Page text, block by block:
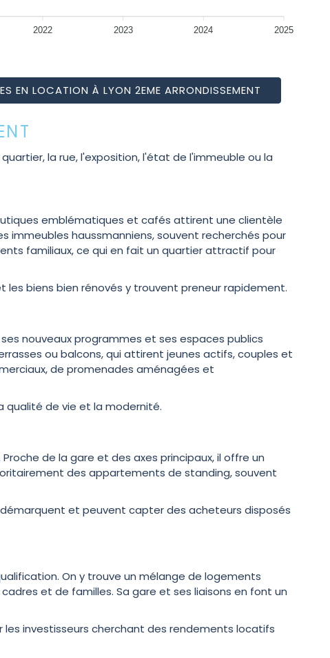
2022 2023 2024 2025
EN LOCATION À LYON 2EME ARRONDISSEMENT
quartier, la rue, l'exposition, l'état de l'immeuble ou la
emblématiques et cafés attirent une clientèle
haussmanniens, souvent recherchés pour
familiaux, ce qui en fait un quartier attractif pour
biens bien rénovés y trouvent preneur rapidement.
nouveaux programmes et ses espaces publics
ou balcons, qui attirent jeunes actifs, couples et
de promenades aménagées et
qualité de vie et la modernité.
de la gare et des axes principaux, il offre un
des appartements de standing, souvent
et peuvent capter des acheteurs disposés
On y trouve un mélange de logements
et de familles. Sa gare et ses liaisons en font un
investisseurs cherchant des rendements locatifs